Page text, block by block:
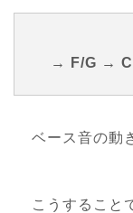
→ F/G → C
ベース音の動
こうすること